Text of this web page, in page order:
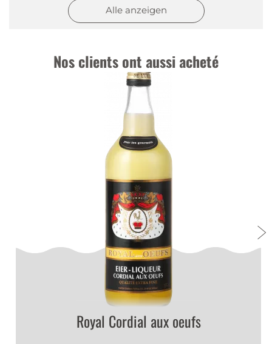
Alle anzeigen
Nos clients ont aussi acheté
Royal Cordial aux oeufs